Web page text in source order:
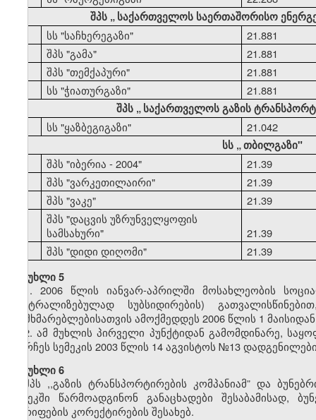
შპს „ საქართველოს საერთაშორისო
სს "საჩხერეგაზი"
21.881
შპს "გამა"
21.881
შპს "თემქაპური"
21.881
სს "ჭიათურგაზი"
21.881
შპს „საქართველოს გაზის
სს "ყაზბეგიგაზი"
21.042
სს „თბილგაზი"
შპს "იბერია - 2004"
21.39
შპს "ვარკეთილაირი"
21.39
შპს "ვაკე" 21.39
შპს "დაცვის უზრუნველყოფის
სამსახური"
21.39
შპს "დიდი დიღომი"
21.39
მუხლი 5
1. 2006 წლის იანვარ-აპრილში მოსახლეობის
ცენტრალიზებულად სუბსიდირების)
მომხმარებლებისათვის ამოქმედდეს 2006 წლის 1
2. ამ მუხლის პირველი პუნქტიდან გამომდინარე,
დარჩეს სემეკის 2003 წლის 14 აგვისტოს №13
მუხლი 6
შპს ,,გაზის ტრანსპორტირების კომპანიამ” და
სემეკში წარმოადგინონ განაცხადები შესაბამისად,
ტარიფების კორექტირების შესახებ.